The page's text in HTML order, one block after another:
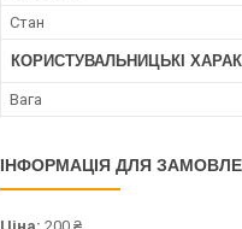
Стан
КОРИСТУВАЛЬНИЦЬКІ
Вага
ІНФОРМАЦІЯ ДЛЯ